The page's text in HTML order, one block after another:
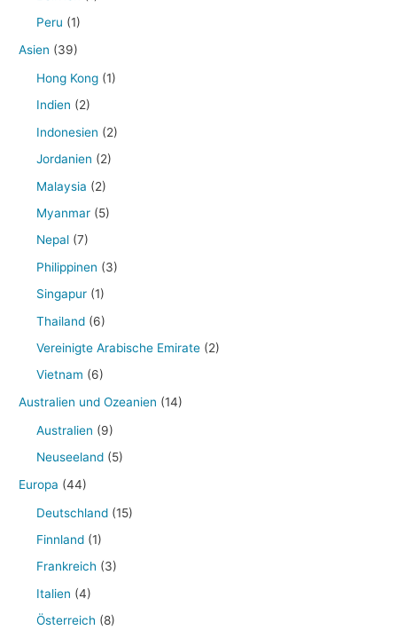
Peru (1)
Asien (39)
Hong Kong (1)
Indien (2)
Indonesien (2)
Jordanien (2)
Malaysia (2)
Myanmar (5)
Nepal (7)
Philippinen (3)
Singapur (1)
Thailand (6)
Vereinigte Arabische Emirate (2)
Vietnam (6)
Australien und Ozeanien (14)
Australien (9)
Neuseeland (5)
Europa (44)
Deutschland (15)
Finnland (1)
Frankreich (3)
Italien (4)
Österreich (8)